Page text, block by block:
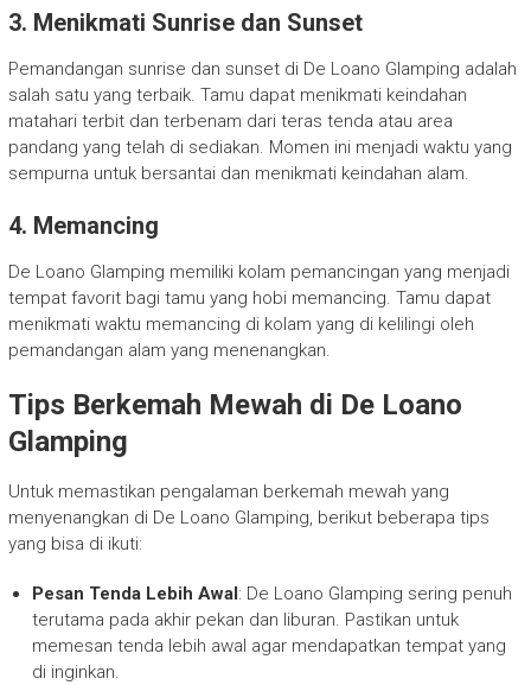
3. Menikmati Sunrise dan Sunset
Pemandangan sunrise dan sunset di De Loano Glamping adalah
salah satu yang terbaik. Tamu dapat menikmati keindahan
matahari terbit dan terbenam dari teras tenda atau area
pandang yang telah di sediakan. Momen ini menjadi waktu yang
sempurna untuk bersantai dan menikmati keindahan alam.
4. Memancing
De Loano Glamping memiliki kolam pemancingan yang menjadi
tempat favorit bagi tamu yang hobi memancing. Tamu dapat
menikmati waktu memancing di kolam yang di kelilingi oleh
pemandangan alam yang menenangkan.
Tips Berkemah Mewah di De Loano
Glamping
Untuk memastikan pengalaman berkemah mewah yang
menyenangkan di De Loano Glamping, berikut beberapa tips
yang bisa di ikuti:
Pesan Tenda Lebih Awal : De Loano Glamping sering penuh
terutama pada akhir pekan dan liburan. Pastikan untuk
memesan tenda lebih awal agar mendapatkan tempat yang
di inginkan.